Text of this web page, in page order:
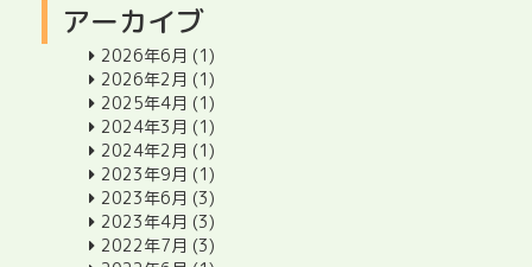
アーカイブ
2026年6月 (1)
2026年2月 (1)
2025年4月 (1)
2024年3月 (1)
2024年2月 (1)
2023年9月 (1)
2023年6月 (3)
2023年4月 (3)
2022年7月 (3)